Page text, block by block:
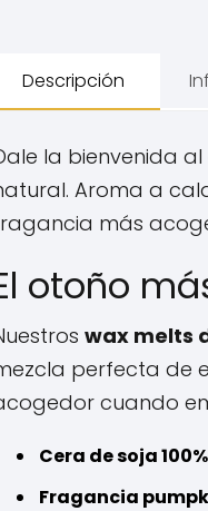
Descripción
la bienvenida
Aroma a
más
otoño
wax melts
perfecta de
cuando
Cera de soja
Fragancia